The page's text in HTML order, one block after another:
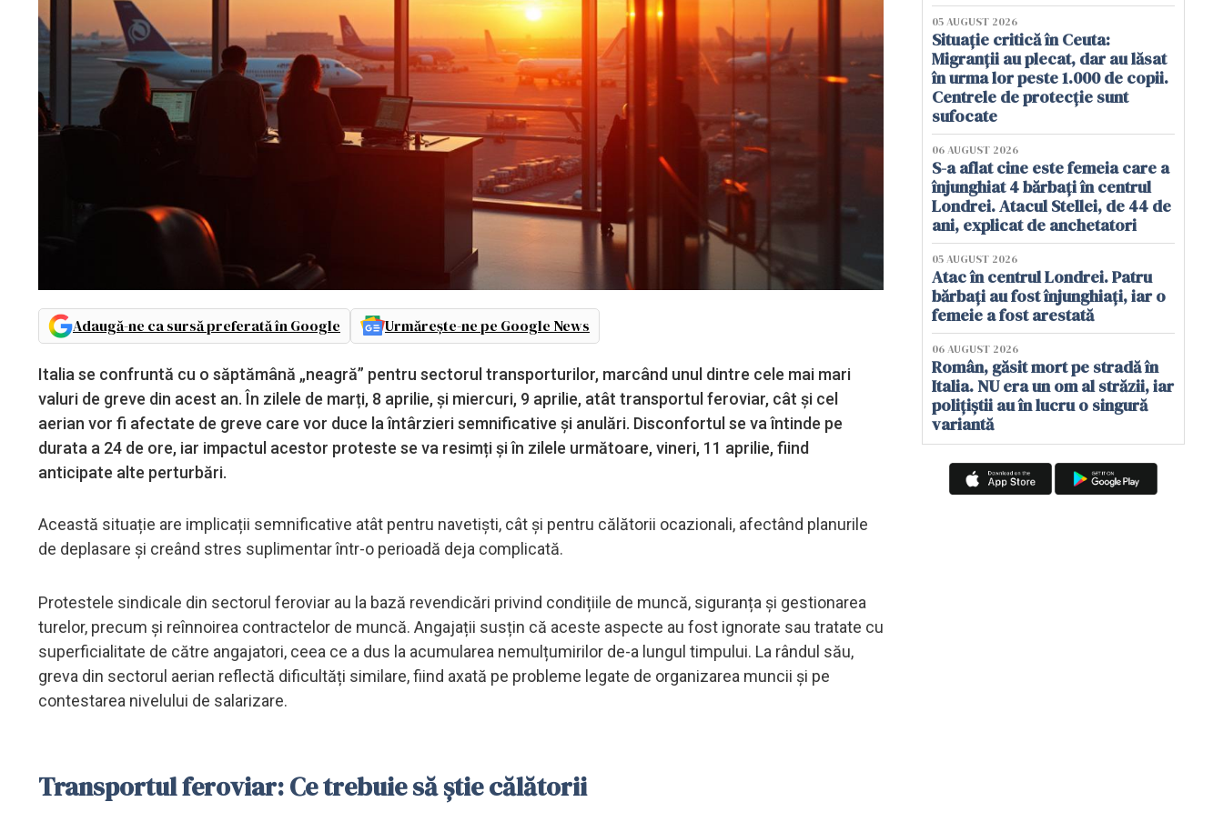
Adaugă-ne ca sursă preferată în Google Urmărește-ne pe Google News
Italia se confruntă cu o săptămână „neagră” pentru sectorul transporturilor, marcând unul dintre cele mai mari
valuri de greve din acest an. În zilele de marți, 8 aprilie, și miercuri, 9 aprilie, atât transportul feroviar, cât și cel
aerian vor fi afectate de greve care vor duce la întârzieri semnificative și anulări. Disconfortul se va întinde pe
durata a 24 de ore, iar impactul acestor proteste se va resimți și în zilele următoare, vineri, 11 aprilie, fiind
anticipate alte perturbări.
Această situație are implicații semnificative atât pentru navetiști, cât și pentru călătorii ocazionali, afectând planurile
de deplasare și creând stres suplimentar într-o perioadă deja complicată.
Protestele sindicale din sectorul feroviar au la bază revendicări privind condițiile de muncă, siguranța și gestionarea
turelor, precum și reînnoirea contractelor de muncă. Angajații susțin că aceste aspecte au fost ignorate sau tratate cu
superficialitate de către angajatori, ceea ce a dus la acumularea nemulțumirilor de-a lungul timpului. La rândul său,
greva din sectorul aerian reflectă dificultăți similare, fiind axată pe probleme legate de organizarea muncii și pe
contestarea nivelului de salarizare.
Transportul feroviar: Ce trebuie să știe călătorii
05 AUGUST 2026
Situație critică în Ceuta:
Migranții au plecat, dar au lăsat
în urma lor peste 1.000 de copii.
Centrele de protecție sunt
sufocate
06 AUGUST 2026
S-a aflat cine este femeia care a
înjunghiat 4 bărbați în centrul
Londrei. Atacul Stellei, de 44 de
ani, explicat de anchetatori
05 AUGUST 2026
Atac în centrul Londrei. Patru
bărbați au fost înjunghiați, iar o
femeie a fost arestată
06 AUGUST 2026
Român, găsit mort pe stradă în
Italia. NU era un om al străzii, iar
polițiștii au în lucru o singură
variantă